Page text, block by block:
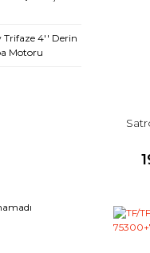
Trifaze 4'' Derin
Motoru